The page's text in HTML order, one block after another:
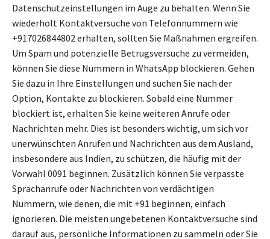
Datenschutzeinstellungen im Auge zu behalten. Wenn Sie
wiederholt Kontaktversuche von Telefonnummern wie
+917026844802 erhalten, sollten Sie Maßnahmen ergreifen.
Um Spam und potenzielle Betrugsversuche zu vermeiden,
können Sie diese Nummern in WhatsApp blockieren. Gehen
Sie dazu in Ihre Einstellungen und suchen Sie nach der
Option, Kontakte zu blockieren. Sobald eine Nummer
blockiert ist, erhalten Sie keine weiteren Anrufe oder
Nachrichten mehr. Dies ist besonders wichtig, um sich vor
unerwünschten Anrufen und Nachrichten aus dem Ausland,
insbesondere aus Indien, zu schützen, die häufig mit der
Vorwahl 0091 beginnen. Zusätzlich können Sie verpasste
Sprachanrufe oder Nachrichten von verdächtigen
Nummern, wie denen, die mit +91 beginnen, einfach
ignorieren. Die meisten ungebetenen Kontaktversuche sind
darauf aus, persönliche Informationen zu sammeln oder Sie